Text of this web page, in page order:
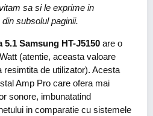
sa si le exprime in
subsolul paginii.
Samsung HT-J5150 are o
(atentie, aceasta valoare
de utilizator). Acesta
Amp Pro care ofera mai
sonore, imbunatatind
in comparatie cu sistemele